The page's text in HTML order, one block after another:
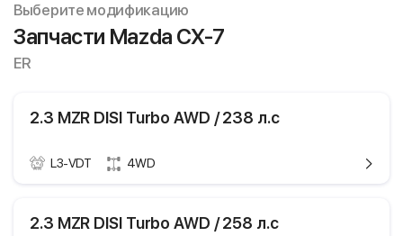
Выберите модификацию
Запчасти Mazda CX-7
ER
2.3 MZR DISI Turbo AWD / 238 л.с
L3-VDT 4WD
Mazda CX-7
2.3 MZR DISI Turbo AWD / 258 л.с